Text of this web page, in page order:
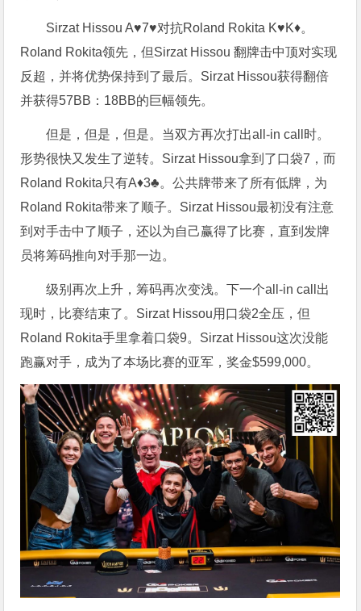
Sirzat Hissou A♥7♥对抗Roland Rokita K♥K♦。
Roland Rokita领先，但Sirzat Hissou 翻牌击中顶对实现
反超，并将优势保持到了最后。Sirzat Hissou获得翻倍
并获得57BB：18BB的巨幅领先。
但是，但是，但是。当双方再次打出all-in call时。
形势很快又发生了逆转。Sirzat Hissou拿到了口袋7，而
Roland Rokita只有A♦3♣。公共牌带来了所有低牌，为
Roland Rokita带来了顺子。Sirzat Hissou最初没有注意
到对手击中了顺子，还以为自己赢得了比赛，直到发牌
员将筹码推向对手那一边。
级别再次上升，筹码再次变浅。下一个all-in call出
现时，比赛结束了。Sirzat Hissou用口袋2全压，但
Roland Rokita手里拿着口袋9。Sirzat Hissou这次没能
跑赢对手，成为了本场比赛的亚军，奖金$599,000。